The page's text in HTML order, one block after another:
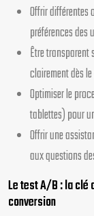
Offrir différentes
préférences des
Être
clairement dès
Optimiser le
tablettes) pour
Offrir une
aux questions
Le test A/B : la clé
conversion